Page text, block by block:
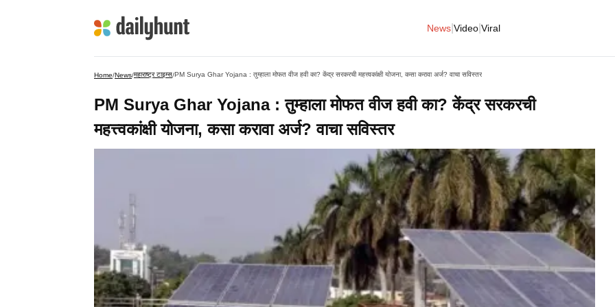
News Video Viral
Home/News/महाराष्ट्र टाइम्स/PM Surya Ghar Yojana : तुम्हाला मोफत वीज हवी का? केंद्र सरकरची महत्त्वकांक्षी योजना, कसा करावा अर्ज? वाचा सविस्तर
PM Surya Ghar Yojana : तुम्हाला मोफत वीज हवी का? केंद्र सरकरची
महत्त्वकांक्षी योजना, कसा करावा अर्ज? वाचा सविस्तर